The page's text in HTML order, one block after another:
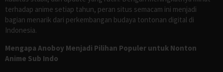
terhadap anime setiap tahun, peran situs semacam ini menjadi
bagian menarik dari perkembangan budaya tontonan digital di
Indonesia.
Mengapa Anoboy Menjadi Pilihan Populer untuk Nonton
Anime Sub Indo